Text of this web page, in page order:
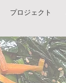
プロジェクト